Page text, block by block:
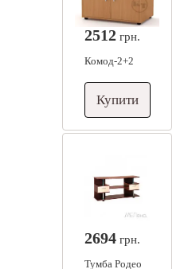
2512грн.
Комод-2+2
Купити
2694грн.
Тумба Родео